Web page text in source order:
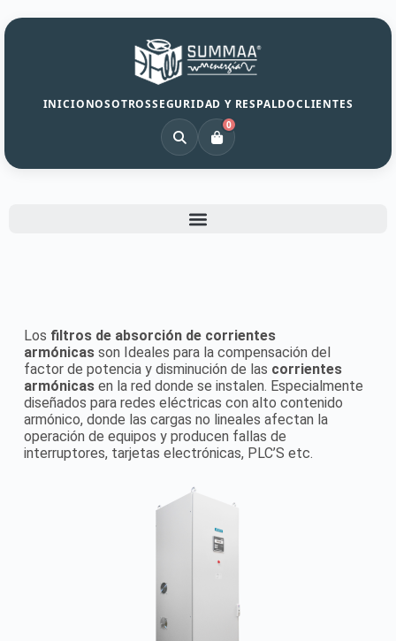
INICIONOSOTROSSEGURIDAD Y RESPALDOCLIENTES
0
Los filtros de absorción de corrientes
armónicasson Ideales para la compensación del
factor de potencia y disminución de las corrientes
armónicasen la red donde se instalen. Especialmente
diseñados para redes eléctricas con alto contenido
armónico, donde las cargas no lineales afectan la
operación de equipos y producen fallas de
interruptores, tarjetas electrónicas, PLC’S etc.